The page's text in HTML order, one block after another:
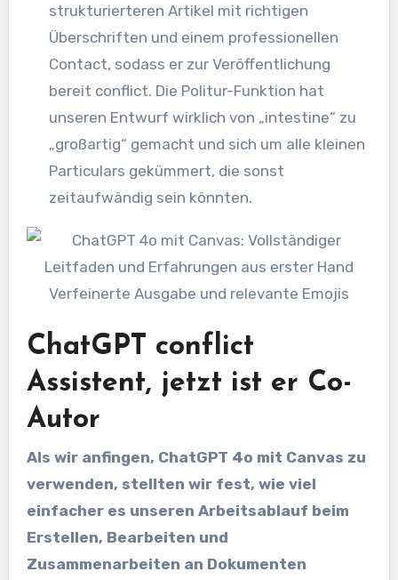
strukturierteren Artikel mit richtigen
Überschriften und einem professionellen
Contact, sodass er zur Veröffentlichung
bereit conflict. Die Politur-Funktion hat
unseren Entwurf wirklich von „intestine“ zu
„großartig“ gemacht und sich um alle kleinen
Particulars gekümmert, die sonst
zeitaufwändig sein könnten.
Verfeinerte Ausgabe und relevante Emojis
ChatGPT conflict
Assistent, jetzt ist er Co-
Autor
Als wir anfingen, ChatGPT 4o mit Canvas zu
verwenden, stellten wir fest, wie viel
einfacher es unseren Arbeitsablauf beim
Erstellen, Bearbeiten und
Zusammenarbeiten an Dokumenten